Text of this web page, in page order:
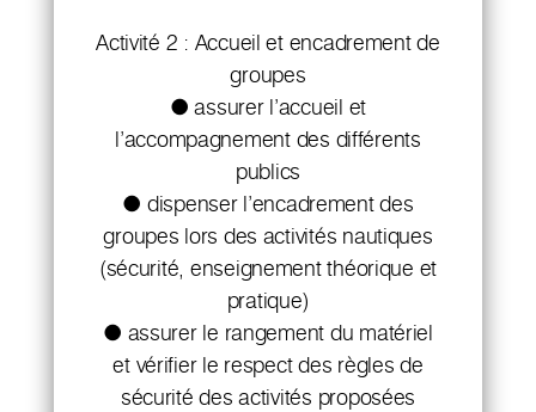
Activité 2 : Accueil et encadrement de
groupes
● assurer l’accueil et
l’accompagnement des différents
publics
● dispenser l’encadrement des
groupes lors des activités nautiques
(sécurité, enseignement théorique et
pratique)
● assurer le rangement du matériel
et vérifier le respect des règles de
sécurité des activités proposées